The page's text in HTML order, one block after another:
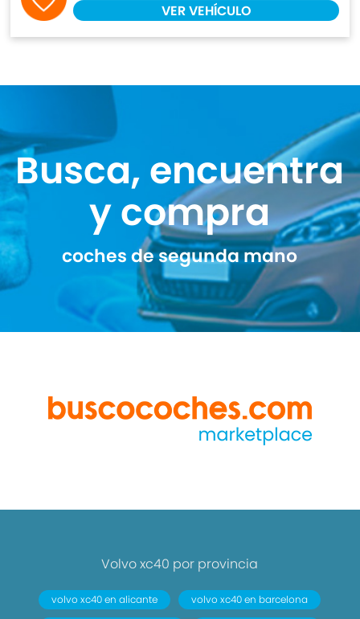
VER VEHÍCULO
Busca, encuentra
y compra
coches de segunda mano
Volvo xc40 por provincia
volvo xc40 en alicante
volvo xc40 en barcelona